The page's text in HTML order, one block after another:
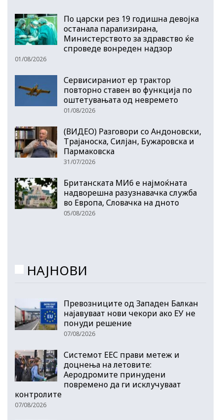
По царски рез 19 годишна девојка
останала парализирана,
Министерството за здравство ќе
спроведе вонреден надзор
01/08/2026
Сервисираниот ер трактор
повторно ставен во функција по
оштетувањата од невремето
01/08/2026
(ВИДЕО) Разговори со Андоновски,
Трајаноска, Силјан, Бужаровска и
Пармаковска
31/07/2026
Британската МИ6 е најмоќната
надворешна разузнавачка служба
во Европа, Словачка на дното
05/08/2026
НАЈНОВИ
Превозниците од Западен Балкан
најавуваат нови чекори ако ЕУ не
понуди решение
07/08/2026
Системот ЕЕС прави метеж и
доцнења на летовите:
Аеродромите принудени
повремено да ги исклучуваат
контролите
07/08/2026